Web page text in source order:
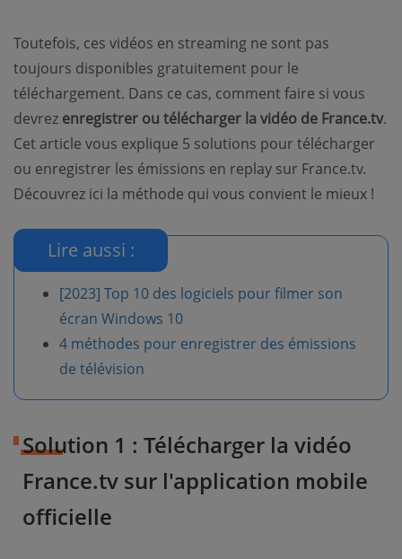
Toutefois, ces vidéos en streaming ne sont pas
toujours disponibles gratuitement pour le
téléchargement. Dans ce cas, comment faire si vous
devrez enregistrer ou télécharger la vidéo de France.tv.
Cet article vous explique 5 solutions pour télécharger
ou enregistrer les émissions en replay sur France.tv.
Découvrez ici la méthode qui vous convient le mieux !
Lire aussi :
[2023] Top 10 des logiciels pour filmer son
écran Windows 10
4 méthodes pour enregistrer des émissions
de télévision
Solution 1 : Télécharger la vidéo
France.tv sur l'application mobile
officielle